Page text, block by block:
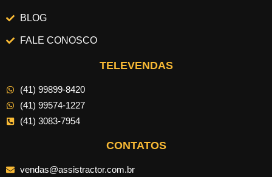
BLOG
FALE CONOSCO
TELEVENDAS
(41) 99899-8420
(41) 99574-1227
(41) 3083-7954
CONTATOS
vendas@assistractor.com.br